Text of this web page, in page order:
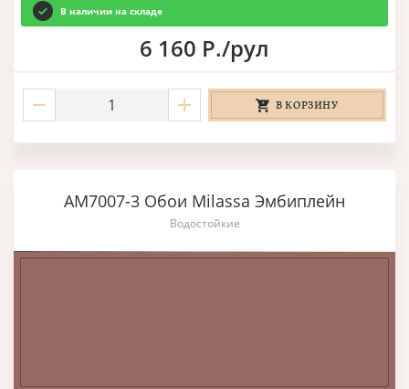
В наличии на складе
6 160 Р./рул
В КОРЗИНУ
AM7007-3 Обои Milassa Эмбиплейн
Водостойкие